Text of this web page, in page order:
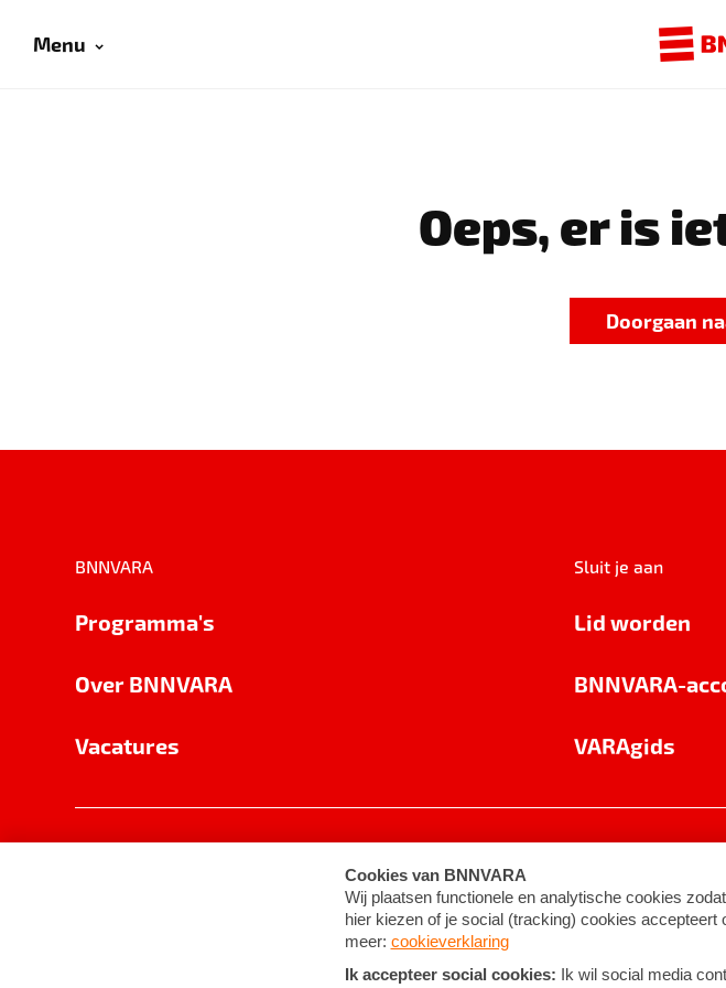
Menu
Oeps, er is
Doorgaan
BNNVARA
Programma's
Over BNNVARA
Vacatures
Sluit je aan
Lid worden
BNNVARA-
VARAgids
Cookie-instellingen Algemene voorwaarden ©2026